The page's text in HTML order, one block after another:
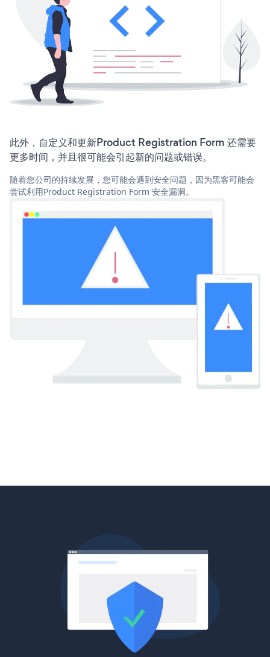
此外，自定义和更新Product Registration Form 还需要
更多时间，并且很可能会引起新的问题或错误。
随着您公司的持续发展，您可能会遇到安全问题，因为黑客可能会
尝试利用Product Registration Form 安全漏洞。